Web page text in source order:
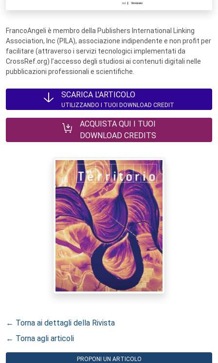
FrancoAngeli è membro della Publishers International Linking
Association, Inc (PILA), associazione indipendente e non profit per
facilitare (attraverso i servizi tecnologici implementati da
CrossRef.org) l’accesso degli studiosi ai contenuti digitali nelle
pubblicazioni professionali e scientifiche.
SCARICA L'ARTICOLO
UTILIZZANDO I TUOI DOWNLOAD CREDIT
ACQUISTA QUI I TUOI
DOWNLOAD CREDITS
← Torna ai dettagli della Rivista
← Torna agli articoli
PROPONI UN ARTICOLO